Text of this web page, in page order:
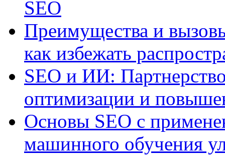
SEO
Преимущества и
как избежать
SEO и ИИ:
оптимизации и
Основы SEO с
машинного обучения